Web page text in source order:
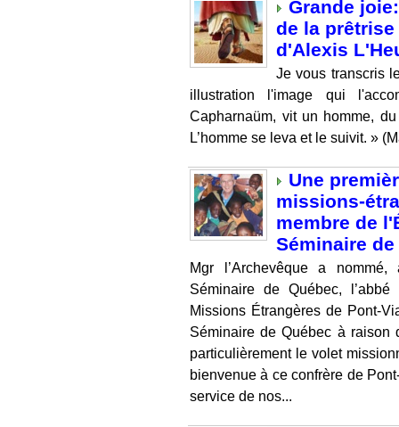
Grande
de la
d'Alexis
Je vous transcris
illustration l'image qui
Capharnaüm, vit un homme,
L’homme se leva et le suivit. »
Une
missions-
membre de
Séminaire de
Mgr l’Archevêque a
Séminaire de Québec,
Missions Étrangères de Pont-
Séminaire de Québec à raison
particulièrement le volet
bienvenue à ce confrère de
service de nos...